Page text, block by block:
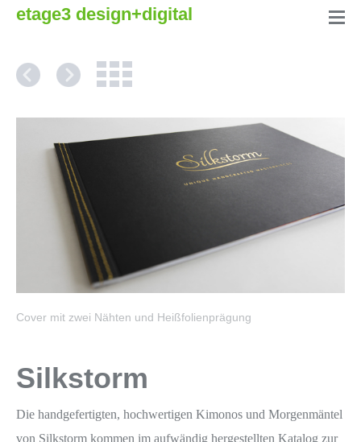
etage3 design+digital
Cover mit zwei Nähten und Heißfolienprägung
Silkstorm
Die handgefertigten, hochwertigen Kimonos und Morgenmäntel
von Silkstorm kommen im aufwändig hergestellten Katalog zur